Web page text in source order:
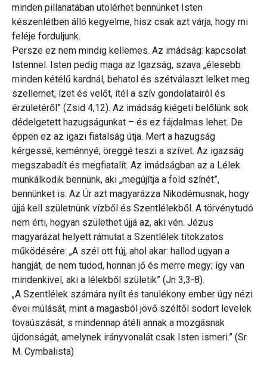
minden pillanatában utolérhet bennünket Isten
készenlétben álló kegyelme, hisz csak azt várja, hogy mi
feléje forduljunk.
Persze ez nem mindig kellemes. Az imádság: kapcsolat
Istennel. Isten pedig maga az Igazság, szava „élesebb
minden kétélű kardnál, behatol és szétválaszt lelket meg
szellemet, ízet és velőt, ítél a szív gondolatairól és
érzületéről” (Zsid 4,12). Az imádság kiégeti belőlünk sok
dédelgetett hazugságunkat – és ez fájdalmas lehet. De
éppen ez az igazi fiatalság útja. Mert a hazugság
kérgessé, keménnyé, öreggé teszi a szívet. Az igazság
megszabadít és megfiatalít. Az imádságban az a Lélek
munkálkodik bennünk, aki „megújítja a föld színét”,
bennünket is. Az Úr azt magyarázza Nikodémusnak, hogy
újjá kell születnünk vízből és Szentlélekből. A törvénytudó
nem érti, hogyan születhet újjá az, aki vén. Jézus
magyarázat helyett rámutat a Szentlélek titokzatos
működésére: „A szél ott fúj, ahol akar: hallod ugyan a
hangját, de nem tudod, honnan jő és merre megy; így van
mindenkivel, aki a lélekből születik” (Jn 3,3-8).
„A Szentlélek számára nyílt és tanulékony ember úgy nézi
évei múlását, mint a magasból jövő széltől sodort levelek
tovaúszását, s mindennap átéli annak a mozgásnak
újdonságát, amelynek irányvonalát csak Isten ismeri.” (Sr.
M. Cymbalista)